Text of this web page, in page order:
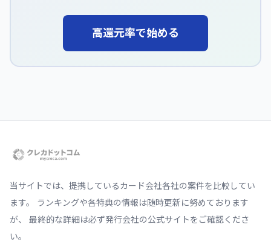
高還元率で始める
当サイトでは、提携しているカード会社各社の案件を比較してい
ます。 ランキングや各特典の情報は随時更新に努めております
が、 最終的な詳細は必ず発行会社の公式サイトをご確認くださ
い。